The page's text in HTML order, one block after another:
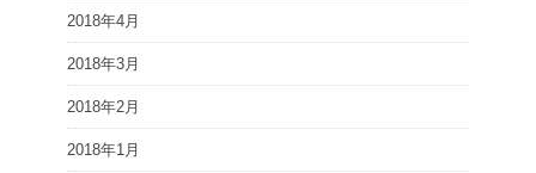
2018年4月
2018年3月
2018年2月
2018年1月